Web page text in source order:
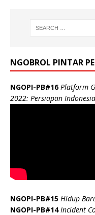
NGOBROL PINTAR
NGOPI-PB#16 Platform
2022: Persiapan
NGOPI-PB#15 Hidup
NGOPI-PB#14 Incident